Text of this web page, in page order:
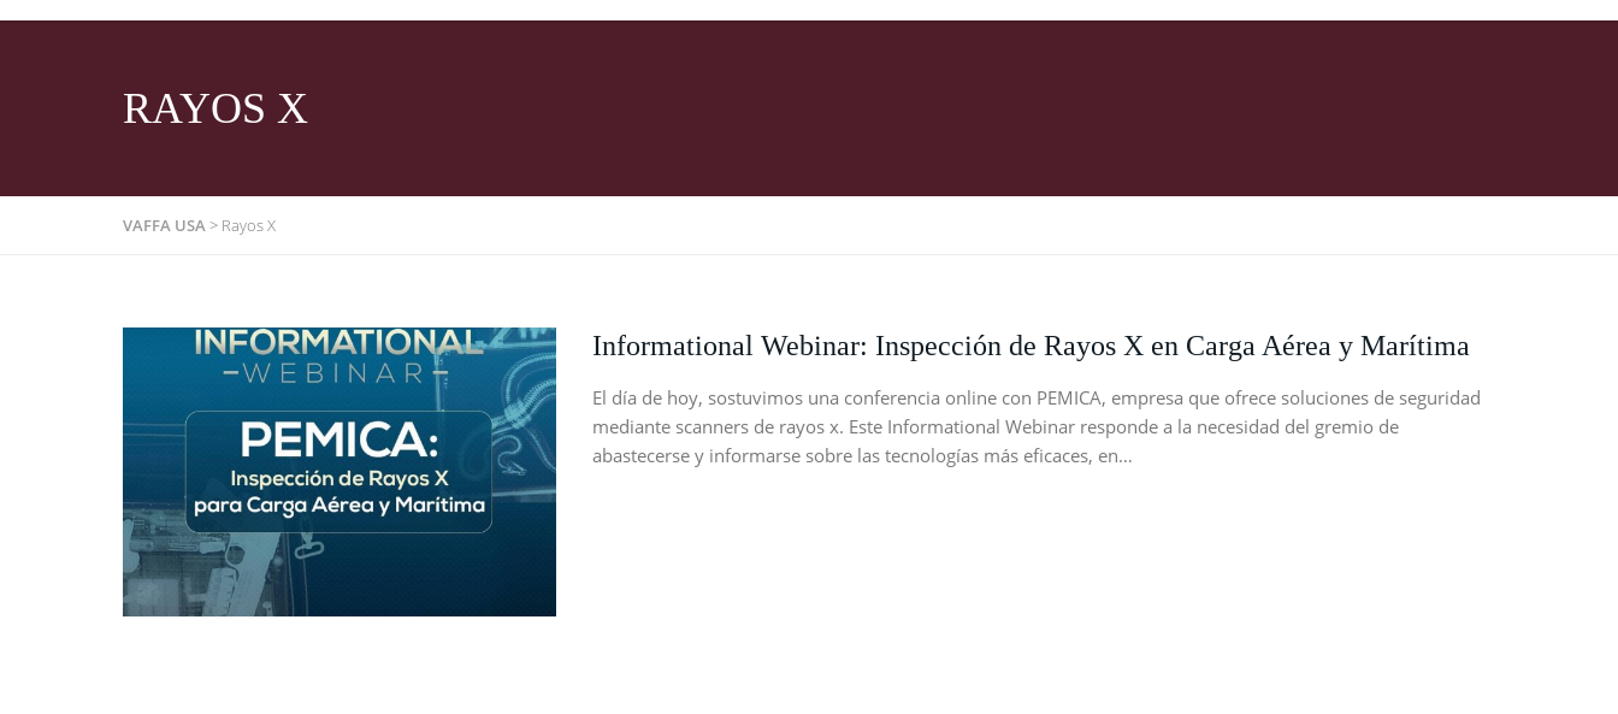
RAYOS X
VAFFA USA> Rayos X
Informational Webinar: Inspección de Rayos X en Carga Aérea y Marítima
El día de hoy, sostuvimos una conferencia online con PEMICA, empresa que ofrece soluciones de seguridad
mediante scanners de rayos x. Este Informational Webinar responde a la necesidad del gremio de
abastecerse y informarse sobre las tecnologías más eficaces, en…